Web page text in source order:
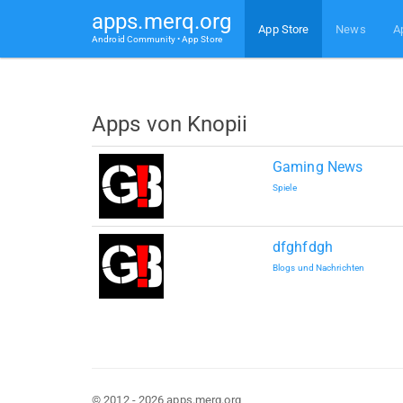
apps.merq.org
Android Community • App Store
App Store News
Apps von Knopii
Gaming News
Spiele
dfghfdgh
Blogs und Nachrichten
© 2012 - 2026 apps.merq.org